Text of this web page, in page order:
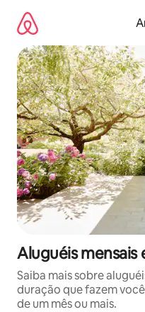
para
conteúdo
Aluguéis mensais
Saiba mais sobre
duração que fazem
de um mês ou mais.